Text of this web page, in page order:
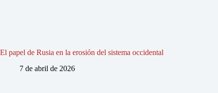
El papel de Rusia en la erosión del sistema occidental
7 de abril de 2026